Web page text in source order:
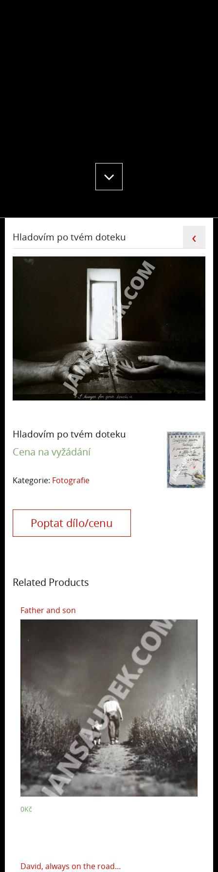
Hladovím po tvém doteku ‹
Hladovím po tvém doteku
Cena na vyžádání
Kategorie: Fotografie
Poptat dílo/cenu
Related Products
Father and son
0Kč
David, always on the road…